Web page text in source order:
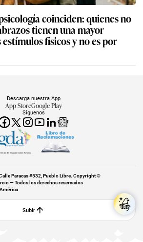
coinciden: quienes no
tienen una mayor
físicos y no es por
Síguenos
Descarga nuestra App
App StoreGoogle Play
del Grupo de Diarios América
Paracas #532, Pueblo Libre. Copyright ©
— Todos los derechos reservados
Subir